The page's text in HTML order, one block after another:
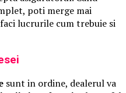
poti merge mai
lucrurile cum trebuie si
sunt in ordine, dealerul va